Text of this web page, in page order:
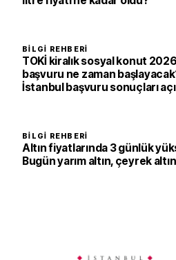
BILGI REHBERI
TOKİ kiralık sosyal konut
başvuru ne zaman
İstanbul başvuru sonuçları
BILGI REHBERI
Altın fiyatlarında 3 günlük
Bugün yarım altın, çeyrek